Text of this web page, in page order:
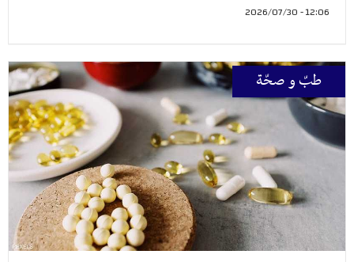
12:06 - 2026/07/30
طبّ و صحّة